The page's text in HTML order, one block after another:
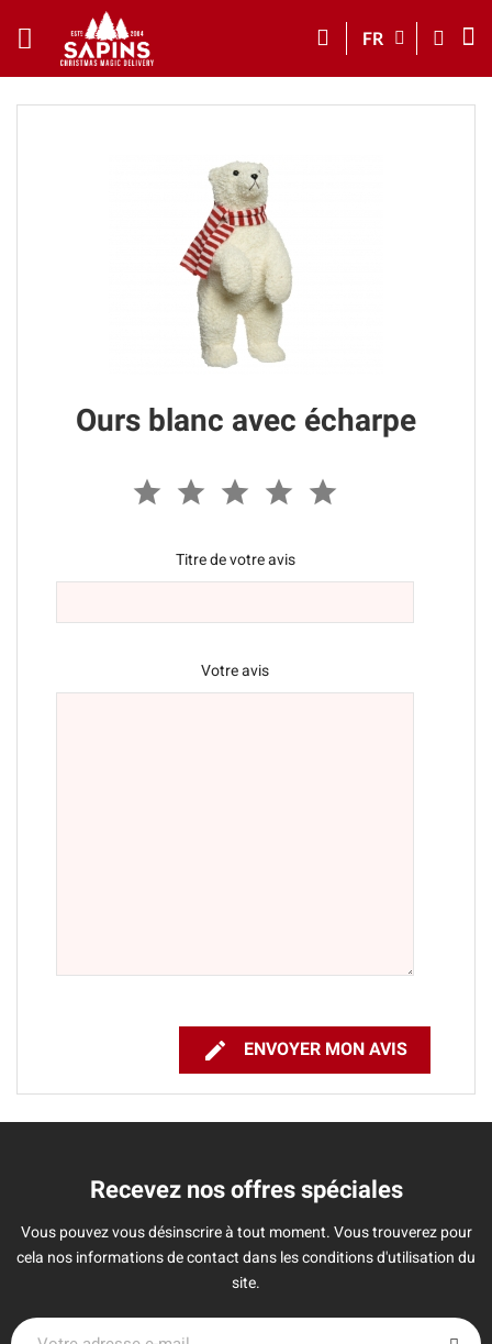
FR
Ours blanc avec écharpe
Titre de votre avis
Votre avis
 ENVOYER MON AVIS
Recevez nos offres spéciales
Vous pouvez vous désinscrire à tout moment. Vous trouverez pour
cela nos informations de contact dans les conditions d'utilisation du
site.